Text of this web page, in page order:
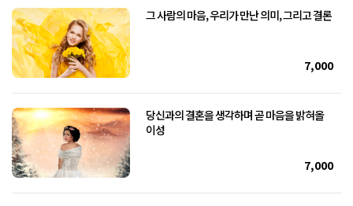
그 사람의 마음, 우리가 만난 의미, 그리고 결론
7,000
당신과의 결혼을 생각하며 곧 마음을 밝혀올
이성
7,000